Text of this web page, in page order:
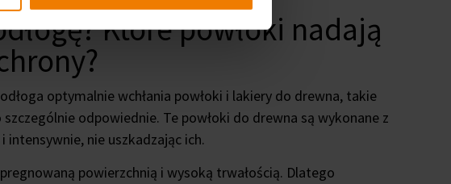
Które powłoki nadają
optymalnie wchłania powłoki i lakiery do drewna, takie
odpowiednie. Te powłoki do drewna są wykonane z
intensywnie, nie uszkadzając ich.
powierzchnią i wysoką trwałością. Dlatego